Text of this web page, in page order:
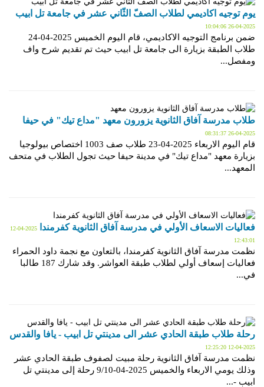
يوم توجيه اكاديمي لطلاب الصفّ الثّاني عشر في جامعة تل ابيب
2025-04-26 10:04:06
ضمن برنامج التوجيه الاكاديمي، قام اليوم الخميس 2025-04-24
طلاب الطبقة بزيارة الى جامعة تل ابيب حيث تم تقديم شرح واف
ومفصل...
طلاب مدرسة آفاق الثانوية يزورون معهد "مداع تيك" في حيفا
2025-04-26 08:31:37
قام اليوم الاربعاء 2025-04-23 طلاب صف 1003 اختصاص بيولوجيا
بزيارة معهد "مداع تيك" في مدينة حيفا حيث تجول الطلاب في متحف
المعهد...
فعاليات الاسعاف الأولي في مدرسة آفاق الثانوية كفرمندا
2025-04-12
12:43:01
نظمت مدرسة آفاق الثانوية كفرمندا، بالتعاون مع نجمة داود الحمراء
فعاليات إسعاف أولي لطلاب طبقة العواشر. وقد شارك 187 طالبا
في...
رحلة طلاب طبقة الحادي عشر الى مدينتي تل ابيب - يافا والقدس
2025-04-12 12:25:20
نظمت مدرسة آفاق الثانوية رحلة مبيت لصفوف طبقة الحادي عشر
وذلك يومي الاربعاء والخميس 2025-04-9/10 رحلة إلى مدينتي تل
ابيب -...